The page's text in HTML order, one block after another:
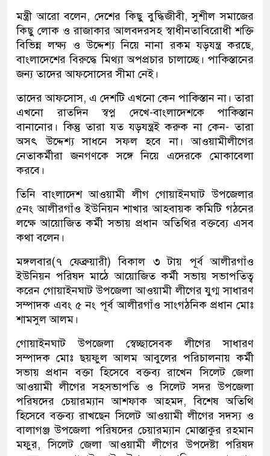
মন্ত্রী আরো বলেন, দেশের কিছু বুদ্ধিজীবী, সুশীল সমাজের
কিছু লোক ও রাজাকার আলবদরসহ স্বাধীনতাবিরোধী শক্তি
বিভিন্ন লক্ষ্য ও উদ্দেশ্য নিয়ে নানা রকম যড়যন্ত্র করছে,
বাংলাদেশের বিরুদ্ধে মিথ্যা অপপ্রচার চালাচ্ছে। পাকিস্তানের
জন্য তাদের আফসোসের সীমা নেই।
তাদের আফসোস, এ দেশটি এখনো কেন পাকিস্তান না। তারা
এখনো রাতদিন স্বপ্ন দেখে-বাংলাদেশকে পাকিস্তান
বানানোর। কিন্তু তারা যত যড়যন্ত্রই করুক না কেন- তারা
অসৎ উদ্দেশ্য সাধনে সফল হবে না। আওয়ামীলীগের
নেতাকর্মীরা জনগণকে সঙ্গে নিয়ে এদেরকে মোকাবেলা
করবে।
তিনি বাংলাদেশ আওয়ামী লীগ গোয়াইনঘাট উপজেলার
৫নং আলীরগাঁও ইউনিয়ন শাখার আহবায়ক কমিটি গঠনের
লক্ষে আয়োজিত কর্মী সভায় প্রধান অতিথির বক্তব্যে এসব
কথা বলেন।
মঙ্গলবার(৭ ফেব্রুয়ারী) বিকাল ৩ টায় পূর্ব আলীরগাঁও
ইউনিয়ন পরিষদ মাঠে আয়োজিত কর্মী সভায় সভাপতিত্ব
করেন গোয়াইনঘাট উপজেলা আওয়ামী লীগের যুগ্ম সাধারণ
সম্পাদক এবং ৫ নং পূর্ব আলীরগাঁও সাংগঠনিক প্রধান মোঃ
শামসুল আলম।
গোয়াইনঘাট উপজেলা স্বেচ্ছাসেবক লীগের সাধারণ
সম্পাদক মোঃ ছয়ফুল আলম আবুলের পরিচালনায় কর্মী
সভায় প্রধান বক্তা হিসেবে বক্তব্য রাখেন সিলেট জেলা
আওয়ামী লীগের সহসভাপতি ও সিলেট সদর উপজেলা
পরিষদের চেয়ারম্যান আশফাক আহমদ, বিশেষ অতিথি
হিসেবে বক্তব্য রাখছেন সিলেট আওয়ামী লীগের সদস্য ও
বালাগঞ্জ উপজেলা পরিষদের চেয়ারম্যান মোস্তাকুর রহমান
মফুর, সিলেট জেলা আওয়ামী লীগের উপদেষ্টা পরিষদ